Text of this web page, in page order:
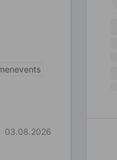
03.08.2026